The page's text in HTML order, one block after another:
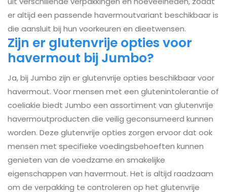
er altijd een passende havermoutvariant beschikbaar is
die aansluit bij hun voorkeuren en dieetwensen.
Zijn er glutenvrije opties voor
havermout bij Jumbo?
Ja, bij Jumbo zijn er glutenvrije opties beschikbaar voor
havermout. Voor mensen met een glutenintolerantie of
coeliakie biedt Jumbo een assortiment van glutenvrije
havermoutproducten die veilig geconsumeerd kunnen
worden. Deze glutenvrije opties zorgen ervoor dat ook
mensen met specifieke voedingsbehoeften kunnen
genieten van de voedzame en smakelijke
eigenschappen van havermout. Het is altijd raadzaam
om de verpakking te controleren op het glutenvrije